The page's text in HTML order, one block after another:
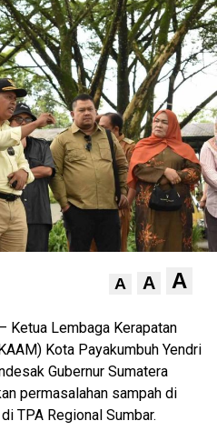
A A A
Ketua Lembaga Kerapatan
Kota Payakumbuh Yendri
Gubernur Sumatera
permasalahan sampah di
TPA Regional Sumbar.